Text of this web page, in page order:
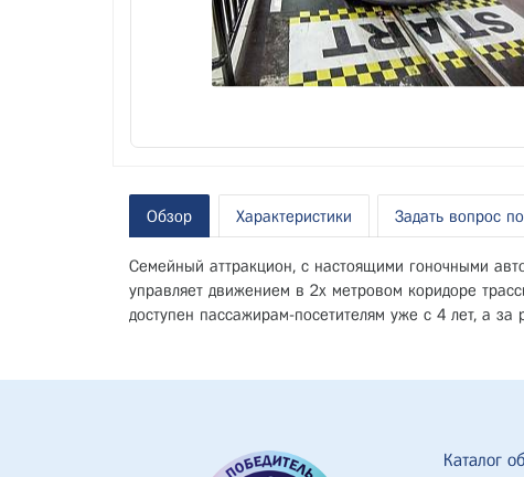
Обзор Характеристики Задать вопрос
Семейный аттракцион, с настоящими гоночными
управляет движением в 2х метровом коридоре
доступен пассажирам-посетителям уже с 4 лет, а за
Каталог